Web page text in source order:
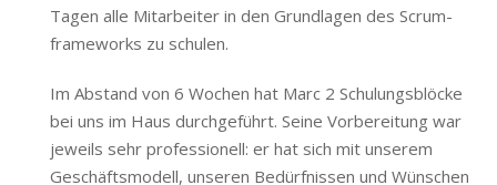
Tagen alle Mitarbeiter in den Grundlagen des Scrum-
frameworks zu schulen.
Im Abstand von 6 Wochen hat Marc 2 Schulungsblöcke
bei uns im Haus durchgeführt. Seine Vorbereitung war
jeweils sehr professionell: er hat sich mit unserem
Geschäftsmodell, unseren Bedürfnissen und Wünschen